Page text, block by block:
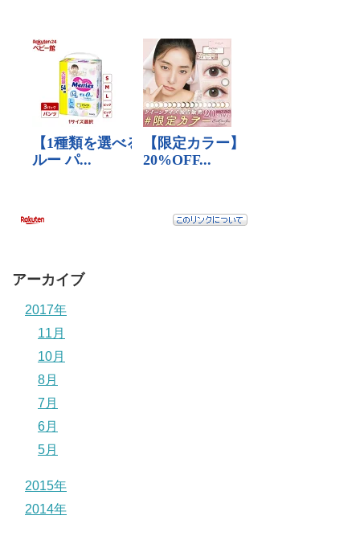
アーカイブ
2017年
11月
10月
8月
7月
6月
5月
2015年
2014年